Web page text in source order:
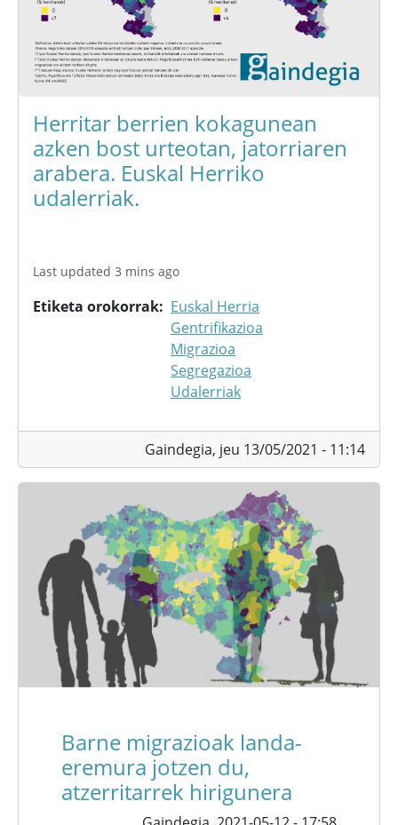
Herritar berrien kokagunean
azken bost urteotan, jatorriaren
arabera. Euskal Herriko
udalerriak.
Last updated 3 mins ago
Etiketa orokorrak
Euskal Herria
Gentrifikazioa
Migrazioa
Segregazioa
Udalerriak
Gaindegia, jeu 13/05/2021 - 11:14
Barne migrazioak landa-
eremura jotzen du,
atzerritarrek hirigunera